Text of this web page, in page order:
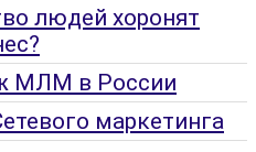
людей хоронят
МЛМ в России
маркетинга